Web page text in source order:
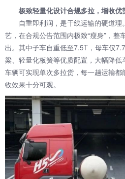
极致轻量化设计合规多拉，增收优
自重即利润，是干线运输的硬道
艺，在合规公告范围内极致“瘦身”，整
出。其中子车自重低至7.5T，母车仅
梁、轻量化板簧等优质配置，大幅降低
车辆可实现单次多拉货，每一趟运输
收效果十分可观。